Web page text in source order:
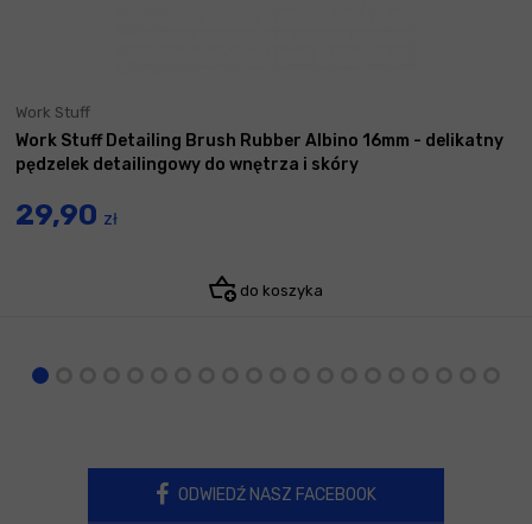
Work Stuff
Work Stuff Detailing Brush Rubber Albino 16mm - delikatny
pędzelek detailingowy do wnętrza i skóry
29,90 zł
do koszyka
ODWIEDŹ NASZ FACEBOOK